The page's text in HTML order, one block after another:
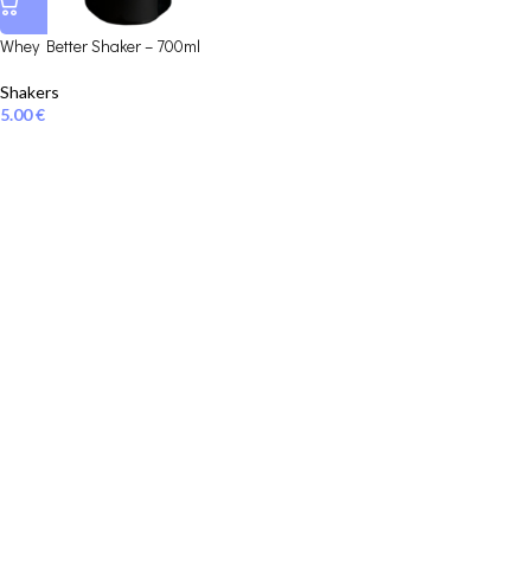
Whey Better Shaker – 700ml
Shakers
5.00€